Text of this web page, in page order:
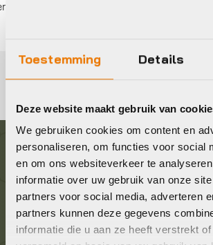
Toestemming Details
Deze website maakt gebruik van
We gebruiken cookies om content en
personaliseren, om functies voor social
en om ons websiteverkeer te
informatie over uw gebruik van onze
partners voor social media, adverteren
partners kunnen deze gegevens
informatie die u aan ze heeft verstrekt
Eigen
Graag in contact
Wij staan voor je klaar! Neem contact op
onderstaande gegevens.